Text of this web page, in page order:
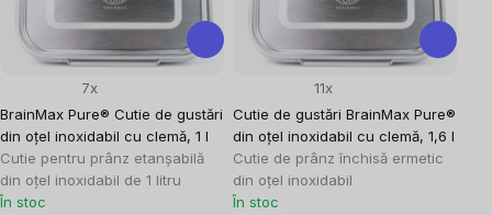
BrainMax Pure® Cutie de gustări
din oțel inoxidabil cu clemă, 1 l
Cutie pentru prânz etanșabilă
din oțel inoxidabil de 1 litru
7x
În stoc
Cutie de gustări BrainMax Pure®
din oțel inoxidabil cu clemă, 1,6 l
Cutie de prânz închisă ermetic
din oțel inoxidabil
11x
În stoc